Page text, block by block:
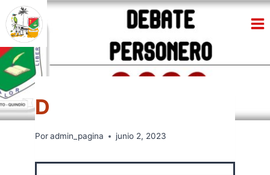
Saltar
al
contenido
Poradmin_pagina junio 2, 2023